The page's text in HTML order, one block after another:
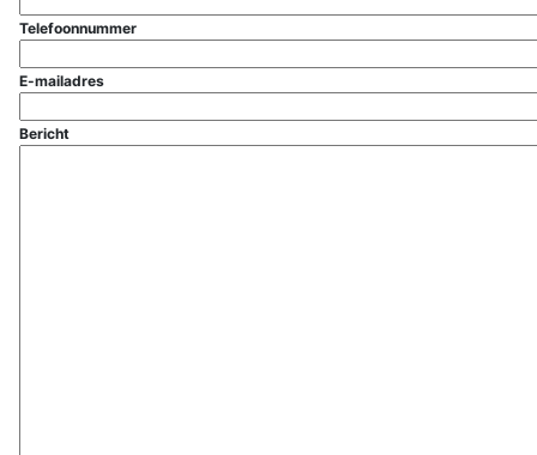
Telefoonnummer
E-mailadres
Bericht